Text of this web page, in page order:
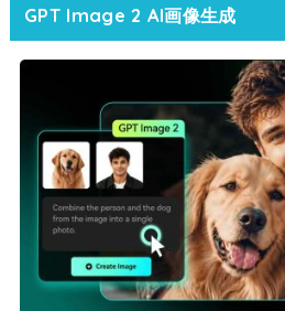
GPT Image 2 AI画像生成